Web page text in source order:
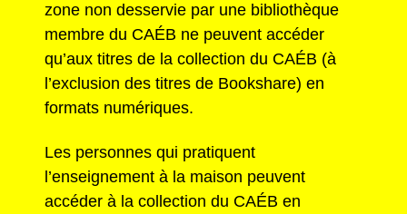
zone non desservie par une bibliothèque
membre du CAÉB ne peuvent accéder
qu’aux titres de la collection du CAÉB (à
l’exclusion des titres de Bookshare) en
formats numériques.
Les personnes qui pratiquent
l’enseignement à la maison peuvent
accéder à la collection du CAÉB en